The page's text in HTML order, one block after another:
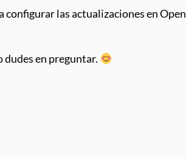
configurar las actualizaciones en
dudes en preguntar.